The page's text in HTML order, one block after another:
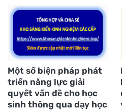
Một số biện pháp phát
triển năng lực giải
quyết vấn đề cho học
sinh thông qua dạy học